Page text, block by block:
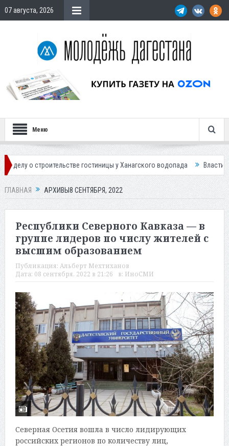
07 августа, 2026
Меню
гостиницы у Ханагского водопада Власти Махачкалы
ГЛАВНАЯ АРХИВЫ8 СЕНТЯБРЯ, 2022
Республики Северного Кавказа — в
группе лидеров по числу жителей с
высшим образованием
Публикация: Альберт Мехтиханов
Дата: 08 сентября, 2022 в 21:26 в: ИноСМИ
Северная Осетия вошла в число лидирующих
российских регионов по количеству лиц,